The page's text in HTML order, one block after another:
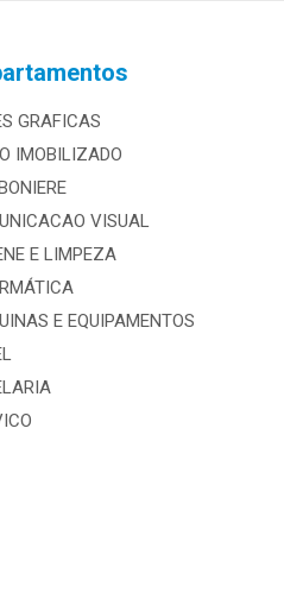
GRAFICAS
IMOBILIZADO
VISUAL
E LIMPEZA
E EQUIPAMENTOS